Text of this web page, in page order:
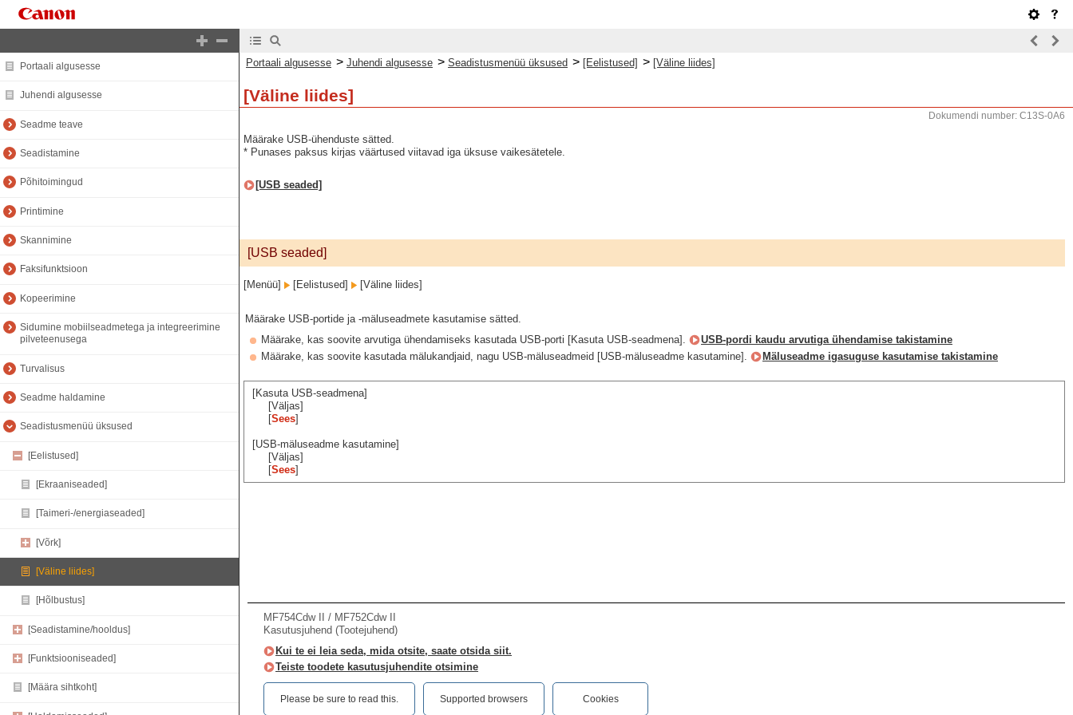
Portaali algusesse
Juhendi algusesse
Seadme teave
Seadistamine
Põhitoimingud
Printimine
Skannimine
Faksifunktsioon
Kopeerimine
Sidumine mobiilseadmetega ja integreerimine
pilveteenusega
Turvalisus
Seadme haldamine
Seadistusmenüü üksused
[Eelistused]
[Ekraaniseaded]
[Taimeri-/energiaseaded]
[Võrk]
[Väline liides]
[Hõlbustus]
[Seadistamine/hooldus]
[Funktsiooniseaded]
[Määra sihtkoht]
Portaali algusesse > Juhendi algusesse > Seadistusmenüü üksused > [Eelistused] > [Väline liides]
[Väline liides]
Dokumendi number: C13S-0A6
Määrake USB-ühenduste sätted.
* Punases paksus kirjas väärtused viitavad iga üksuse vaikesätetele.
[USB seaded]
[USB seaded]
[Menüü] [Eelistused] [Väline liides]
Määrake USB-portide ja -mäluseadmete kasutamise sätted.
Määrake, kas soovite arvutiga ühendamiseks kasutada USB-porti [Kasuta USB-seadmena].
USB-pordi kaudu arvutiga ühendamise takistamine
Määrake, kas soovite kasutada mälukandjaid, nagu USB-mäluseadmeid [USB-mäluseadme kasutamine].
Mäluseadme igasuguse kasutamise takistamine
[Kasuta USB-seadmena]
[Väljas]
[Sees]
[USB-mäluseadme kasutamine]
[Väljas]
[Sees]
MF754Cdw II / MF752Cdw II
Kasutusjuhend (Tootejuhend)
Kui te ei leia seda, mida otsite, saate otsida siit.
Teiste toodete kasutusjuhendite otsimine
Please be sure to read this.‎ Supported browsers Cookies